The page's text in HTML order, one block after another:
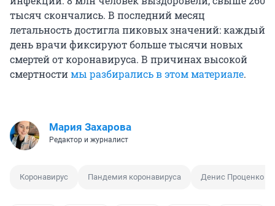
тысяч скончались. В последний месяц
летальность достигла пиковых значений: каждый
день врачи фиксируют больше тысячи новых
смертей от коронавируса. В причинах высокой
смертностимы разбирались в этом материале.
Мария Захарова
Редактор и журналист
Коронавирус Пандемия коронавируса Денис Проценко